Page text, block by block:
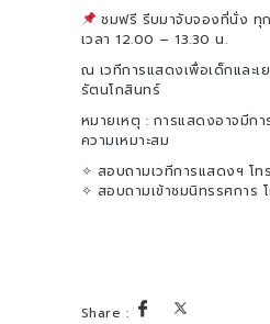
ชมฟรี รีบมาจับจองที่นั่ง ทุ
เวลา 12.00 – 13.30 น.
ณ เวทีการแสดงเพื่อเด็กและเ
รัตนโกสินทร์
หมายเหตุ : การแสดงอาจมีก
ความเหมาะสม
✧ สอบถามเวทีการแสดงฯ โ
✧ สอบถามเข้าชมนิทรรศการ